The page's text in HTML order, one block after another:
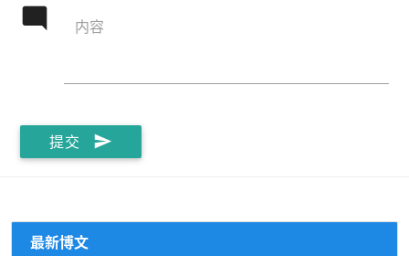
mode_comment 内容
提交 send
最新博文